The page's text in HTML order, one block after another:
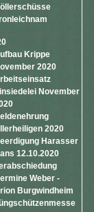
Krippe
2020
November
2020
Harasser
12.10.2020
Weber -
Burgwindheim